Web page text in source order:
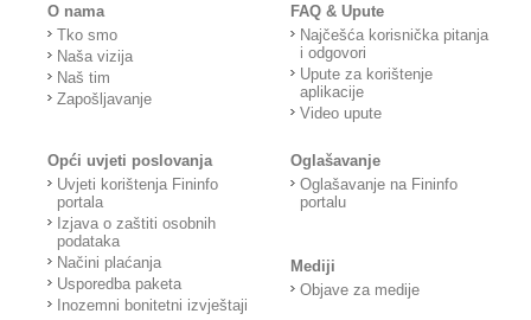
O nama
Tko smo
Naša vizija
Naš tim
Zapošljavanje
FAQ & Upute
Najčešća korisnička pitanja
i odgovori
Upute za korištenje
aplikacije
Video upute
Opći uvjeti poslovanja
Uvjeti korištenja Fininfo
portala
Izjava o zaštiti osobnih
podataka
Načini plaćanja
Usporedba paketa
Inozemni bonitetni izvještaji
Oglašavanje
Oglašavanje na Fininfo
portalu
Mediji
Objave za medije